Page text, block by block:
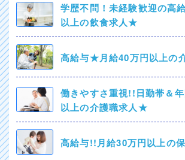
学歴不問！未経験歓迎の高
以上の飲食求人★
高給与★月給40万円以上の
働きやすさ重視!!日勤帯＆
以上の介護職求人★
高給与!!月給30万円以上の